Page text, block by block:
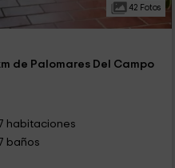
42 Fotos
de Palomares Del Campo
habitaciones
baños